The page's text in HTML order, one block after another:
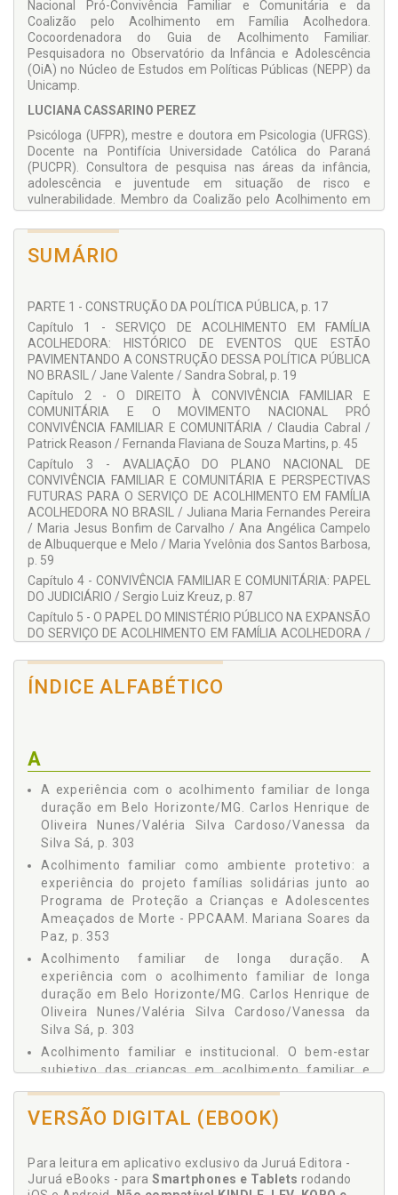
Nacional Pró-Convivência Familiar e Comunitária e da
Coalizão pelo Acolhimento em Família Acolhedora.
Cocoordenadora do Guia de Acolhimento Familiar.
Pesquisadora no Observatório da Infância e Adolescência
(OiA) no Núcleo de Estudos em Políticas Públicas (NEPP) da
Unicamp.
LUCIANA CASSARINO PEREZ
Psicóloga (UFPR), mestre e doutora em Psicologia (UFRGS).
Docente na Pontifícia Universidade Católica do Paraná
(PUCPR). Consultora de pesquisa nas áreas da infância,
adolescência e juventude em situação de risco e
vulnerabilidade. Membro da Coalizão pelo Acolhimento em
Família Acolhedora e coautora do Guia de Acolhimento
Familiar. Desde 2015 suas pesquisas concentram-se nos
temas de acolhimento familiar e institucional, e transição
entre o acolhimento e a vida adulta.
Assistente social (PUC Campinas/SP); Especialista em
VDCCA, Políticas Públicas e Direitos Sociais e em
Instrumentalidade do Serviço Social. Atuou como assistente
social e coordenadora do Serviço de Acolhimento em Família
Acolhedora da Prefeitura de Campinas por 20 anos; Membro
da Coalizão pelo Acolhimento em Família Acolhedora;
Coautora e coorganizadora do Guia de Acolhimento Familiar;
Membro do Observatório da Infância e Adolescência (OIA) do
Núcleo de Políticas Públicas (NEPP) da Unicamp.
COLABORADORES:
Adriana Pinheiro
Aline Schultz
Amanda Cristina Ribeiro da Costa
Ana Angélica C. de Albuquerque e Melo
Ana Karina Carvalho
Ana Letícia da Costa Praia
Angela Claudino Junckes
Carlos Henrique de Oliveira Nunes
Carme Montserrat
Claudia Cabral
Cláudia de Freitas Vidigal
Dalízia Amaral Cruz
Deni Luís Dalla Riva
Dirlene Colla
Eugênia Aparecida Cesconetto
Fernanda Flaviana de Souza Martins
Gabriella Garcia Moura
Jane Valente
Jesús Palacios
João M. S. Carvalho
João Paulo Ferreira Delgado
Jucione Pereira
Júlia Carvalho Rangel Luchi
Julia Matinatto Salvagni
Juliana Maria Fernandes Pereira
Lara Naddeo
SUMÁRIO
PARTE 1 - CONSTRUÇÃO DA POLÍTICA PÚBLICA, p. 17
Capítulo 1 - SERVIÇO DE ACOLHIMENTO EM FAMÍLIA
ACOLHEDORA: HISTÓRICO DE EVENTOS QUE ESTÃO
PAVIMENTANDO A CONSTRUÇÃO DESSA POLÍTICA PÚBLICA
NO BRASIL / Jane Valente / Sandra Sobral, p. 19
Capítulo 2 - O DIREITO À CONVIVÊNCIA FAMILIAR E
COMUNITÁRIA E O MOVIMENTO NACIONAL PRÓ
CONVIVÊNCIA FAMILIAR E COMUNITÁRIA / Claudia Cabral /
Patrick Reason / Fernanda Flaviana de Souza Martins, p. 45
Capítulo 3 - AVALIAÇÃO DO PLANO NACIONAL DE
CONVIVÊNCIA FAMILIAR E COMUNITÁRIA E PERSPECTIVAS
FUTURAS PARA O SERVIÇO DE ACOLHIMENTO EM FAMÍLIA
ACOLHEDORA NO BRASIL / Juliana Maria Fernandes Pereira
/ Maria Jesus Bonfim de Carvalho / Ana Angélica Campelo
de Albuquerque e Melo / Maria Yvelônia dos Santos Barbosa,
p. 59
Capítulo 4 - CONVIVÊNCIA FAMILIAR E COMUNITÁRIA: PAPEL
DO JUDICIÁRIO / Sergio Luiz Kreuz, p. 87
Capítulo 5 - O PAPEL DO MINISTÉRIO PÚBLICO NA EXPANSÃO
DO SERVIÇO DE ACOLHIMENTO EM FAMÍLIA ACOLHEDORA /
Viviane Alves Santos Silva, p. 101
PARTE 2 - EVIDÊNCIAS CIENTÍFICAS, p. 123
125
Capítulo 7 - VÍNCULOS AFETIVOS NO SERVIÇO DE
ACOLHIMENTO EM FAMÍLIA ACOLHEDORA:
POTENCIALIZADORES DO TRABALHO DE REINTEGRAÇÃO
FAMILIAR / Julia Matinatto Salvagni / Regina Lúcia Sucupira
Pedroza, p. 145
Capítulo 8 - FATORES QUE INFLUENCIAM A TOMADA DE
DECISÃO NO ACOLHIMENTO FAMILIAR / Carme Montserrat /
Rosa Sitjes-Figueras, p. 167
Capítulo 9 - DA IMPLANTAÇÃO À EXECUÇÃO DE SERVIÇOS
DE ACOLHIMENTO EM FAMÍLIA ACOLHEDORA: PRINCIPAIS
ENTRAVES ENFRENTADOS POR GESTORES E TÉCNICOS E
COMO SUPERÁ-LOS / Luciana Cassarino-Perez / Cinthia
Oliveira dos Anjos, p. 187
Capítulo 10 - AFETIVIDADE E DESENVOLVIMENTO
SOCIOEMOCIONAL DE BEBÊS EM ACOLHIMENTO FAMILIAR /
Gabriella Garcia Moura / Júlia Carvalho Rangel Luchi /
Ludmilla Dell’Isola Pelegrini de Melo Ferreira, p. 231
Capítulo 11 - O BEM-ESTAR SUBJETIVO DAS CRIANÇAS EM
Ferreira Delgado / João M. S. Carvalho, p. 253
Capítulo 12 - SERVIÇO DE ACOLHIMENTO EM FAMÍLIA
ACOLHEDORA: IMAGENS SOCIAIS DE PROFISSIONAIS DA
MUNICÍPIOS PARAENSES / Dalízia Amaral Cruz / Lília Iêda
Chaves Cavalcante / Ana Letícia da Costa Praia / Amanda
ÍNDICE ALFABÉTICO
A
A experiência com o acolhimento familiar de longa
duração em Belo Horizonte/MG. Carlos Henrique de
Oliveira Nunes/Valéria Silva Cardoso/Vanessa da
Silva Sá, p. 303
Acolhimento familiar como ambiente protetivo: a
experiência do projeto famílias solidárias junto ao
Programa de Proteção a Crianças e Adolescentes
Ameaçados de Morte - PPCAAM. Mariana Soares da
Paz, p. 353
Acolhimento familiar de longa duração. A
experiência com o acolhimento familiar de longa
duração em Belo Horizonte/MG. Carlos Henrique de
Oliveira Nunes/Valéria Silva Cardoso/Vanessa da
Silva Sá, p. 303
Acolhimento familiar e institucional. O bem-estar
subjetivo das crianças em acolhimento familiar e
institucional. João Paulo Ferreira Delgado/João M. S.
Carvalho, p. 253
Acolhimento familiar. Afetividade e
acolhimento familiar. Gabriella Garcia Moura/Júlia
Carvalho Rangel Luchi/Ludmilla Dell’Isola Pelegrini
VERSÃO DIGITAL (EBOOK)
Para leitura em aplicativo exclusivo da Juruá Editora -
Juruá eBooks - para Smartphones e Tablets rodando